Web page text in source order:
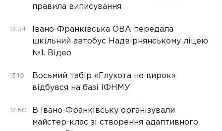
правила виписування
13:34
Івано-Франківська ОВА передала
шкільний автобус Надвірнянському ліцею
№1. Відео
13:10
Восьмий табір «Глухота не вирок»
відбувся на базі ІФНМУ
12:50
В Івано-Франківську організували
майстер-клас зі створення адаптивного